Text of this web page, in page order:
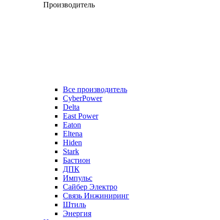
Производитель
Все производитель
CyberPower
Delta
East Power
Eaton
Eltena
Hiden
Stark
Бастион
ДПК
Импульс
Сайбер Электро
Связь Инжиниринг
Штиль
Энергия